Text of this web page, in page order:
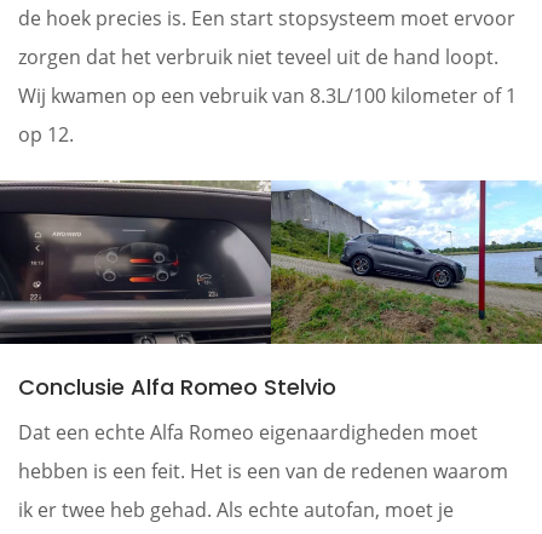
de hoek precies is. Een start stopsysteem moet ervoor
zorgen dat het verbruik niet teveel uit de hand loopt.
Wij kwamen op een vebruik van 8.3L/100 kilometer of 1
op 12.
Conclusie Alfa Romeo Stelvio
Dat een echte Alfa Romeo eigenaardigheden moet
hebben is een feit. Het is een van de redenen waarom
ik er twee heb gehad. Als echte autofan, moet je